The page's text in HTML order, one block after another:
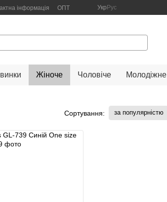
інформація ОПТ Укр Рус
Жіноче Чоловіче Молодіжне
Сортування: за популярністю